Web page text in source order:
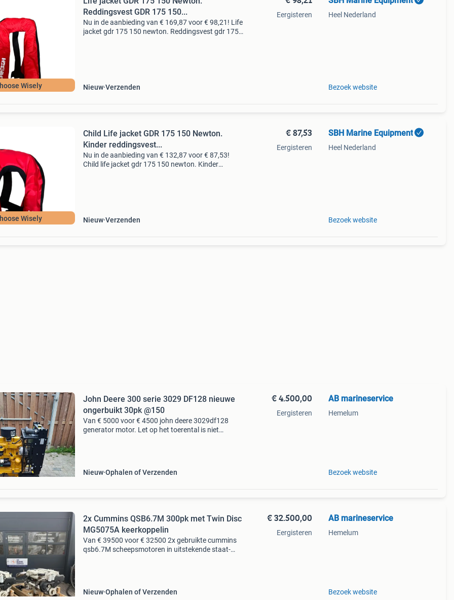
Wisely
Reddingsvest GDR 175 150...
Nu in de aanbieding van € 169,87 voor € 98,21! Life
jacket gdr 175 150 newton. Reddingsvest gdr 175
Nieuw Verzenden
Eergisteren Heel Nederland
Bezoek website
Wisely
Child Life jacket GDR 175 150 Newton.
Kinder reddingsvest...
Nu in de aanbieding van € 132,87 voor € 87,53!
Child life jacket gdr 175 150 newton. Kinder
Nieuw Verzenden
€ 87,53
Eergisteren
SBH Marine Equipment
Heel Nederland
Bezoek website
John Deere 300 serie 3029 DF128 nieuwe
ongerbuikt 30pk @150
Van € 5000 voor € 4500 john deere 3029df128
generator motor. Let op het toerental is niet
Nieuw Ophalen of Verzenden
€ 4.500,00
Eergisteren
AB marineservice
Hemelum
Bezoek website
2x Cummins QSB6.7M 300pk met Twin Disc
MG5075A keerkoppelin
Van € 39500 voor € 32500 2x gebruikte cummins
qsb6.7M scheepsmotoren in uitstekende staat-
Nieuw Ophalen of Verzenden
€ 32.500,00
Eergisteren
AB marineservice
Hemelum
Bezoek website